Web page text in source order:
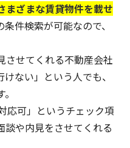
まざまな賃貸物件を載せ
件検索が可能なので、
させてくれる不動産会社
ない」という人でも、
応可」というチェック項
談や内見をさせてくれる